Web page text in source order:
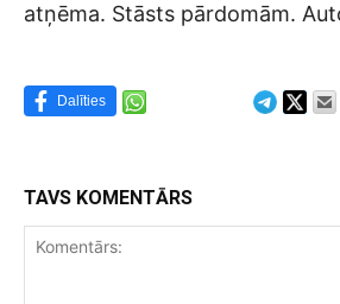
atņēma. Stāsts pārdomām.
Dalīties
TAVS KOMENTĀRS